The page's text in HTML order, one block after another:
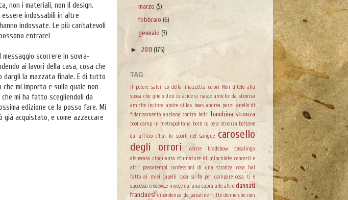
non i materiali, non il design.
essere indossabili in altre
indossate. Le più caritatevoli
entrare!
scorrere in sovra-
ai lavori della casa, cosa che
dargli la mazzata finale. E di tutto
mi importa e sulla quale non
mi ha fatto scegliendoli da
edizione ce la posso fare. Mi
acquistato, e come azzeccare
marzo(5)
febbraio(6)
gennaio(3)
► 2011 (175)
TAG
Il potere salvifico della mazzetta colori Non ditelo alla
sposa che glielo dico io. acide si nasce amiche da stronza
amiche incinte andre villas boas andrea pezzi anello di
fidanzamento anziana contro ladri bambina stronza
boot camp in metropolitana born to be a stronza bottane
da ufficio c'hai lo sport nel sangue carosello
degli orrori
carrie bradshow
casalinga
disperata cinquanta sfumature di minchiate concerti e
altri passatempi
confessioni di una stronza
cosa hai
fatto ai miei capelli cosa si fa per campare cosa ti è
successo credevo...e invece da una capra alle altre dannati
franciuesi dipendenza da patatine fritte donne che non